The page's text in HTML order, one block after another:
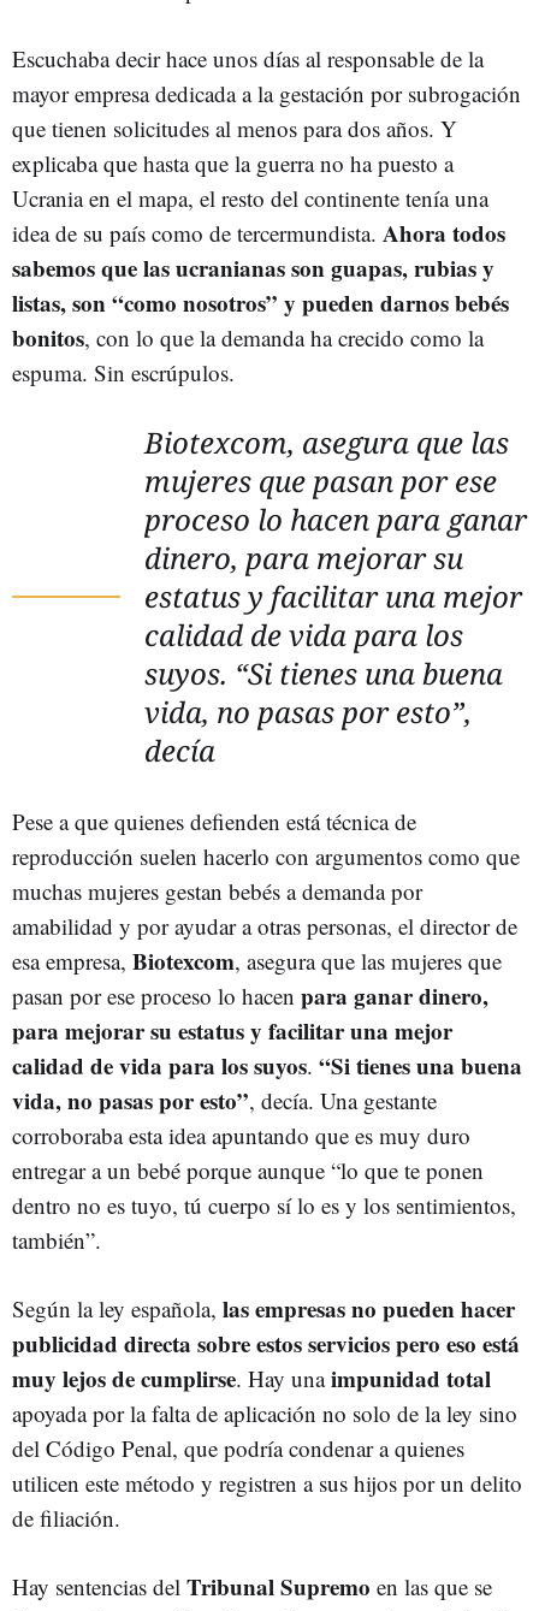
Escuchaba decir hace unos días al responsable de la
mayor empresa dedicada a la gestación por subrogación
que tienen solicitudes al menos para dos años. Y
explicaba que hasta que la guerra no ha puesto a
Ucrania en el mapa, el resto del continente tenía una
idea de su país como de tercermundista. Ahora todos
sabemos que las ucranianas son guapas, rubias y
listas, son “como nosotros” y pueden darnos bebés
bonitos, con lo que la demanda ha crecido como la
espuma. Sin escrúpulos.
Biotexcom, asegura que las
mujeres que pasan por ese
proceso lo hacen para ganar
dinero, para mejorar su
estatus y facilitar una mejor
calidad de vida para los
suyos. “Si tienes una buena
vida, no pasas por esto”,
decía
Pese a que quienes defienden está técnica de
reproducción suelen hacerlo con argumentos como que
muchas mujeres gestan bebés a demanda por
amabilidad y por ayudar a otras personas, el director de
esa empresa, Biotexcom, asegura que las mujeres que
pasan por ese proceso lo hacen para ganar dinero,
para mejorar su estatus y facilitar una mejor
calidad de vida para los suyos. “Si tienes una buena
vida, no pasas por esto”, decía. Una gestante
corroboraba esta idea apuntando que es muy duro
entregar a un bebé porque aunque “lo que te ponen
dentro no es tuyo, tú cuerpo sí lo es y los sentimientos,
también”.
Según la ley española, las empresas no pueden hacer
publicidad directa sobre estos servicios pero eso está
muy lejos de cumplirse. Hay unaimpunidad total
apoyada por la falta de aplicación no solo de la ley sino
del Código Penal, que podría condenar a quienes
utilicen este método y registren a sus hijos por un delito
de filiación.
Hay sentencias del Tribunal Supremo en las que se